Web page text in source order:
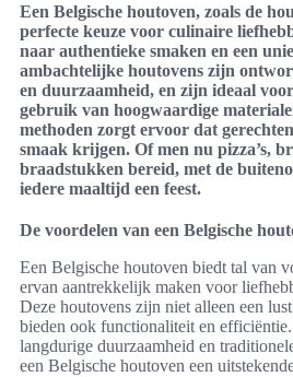
Een Belgische houtoven, zoals de
perfecte keuze voor culinaire
naar authentieke smaken en een
ambachtelijke houtovens zijn
en duurzaamheid, en zijn ideaal
gebruik van hoogwaardige
methoden zorgt ervoor dat
smaak krijgen. Of men nu pizza’s,
braadstukken bereid, met de
iedere maaltijd een feest.
De voordelen van een Belgische
Een Belgische houtoven biedt tal van
ervan aantrekkelijk maken voor
Deze houtovens zijn niet alleen een
bieden ook functionaliteit en
langdurige duurzaamheid en
een Belgische houtoven een